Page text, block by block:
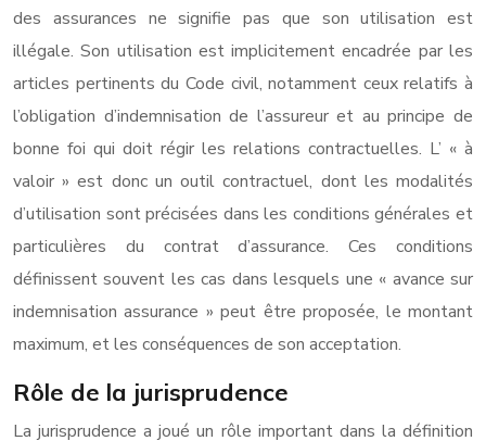
des assurances ne signifie pas que son utilisation est
illégale. Son utilisation est implicitement encadrée par les
articles pertinents du Code civil, notamment ceux relatifs à
l’obligation d’indemnisation de l’assureur et au principe de
bonne foi qui doit régir les relations contractuelles. L’ « à
valoir » est donc un outil contractuel, dont les modalités
d’utilisation sont précisées dans les conditions générales et
particulières du contrat d’assurance. Ces conditions
définissent souvent les cas dans lesquels une « avance sur
indemnisation assurance » peut être proposée, le montant
maximum, et les conséquences de son acceptation.
Rôle de la jurisprudence
La jurisprudence a joué un rôle important dans la définition